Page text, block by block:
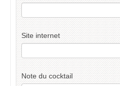
Site internet
Note du cocktail